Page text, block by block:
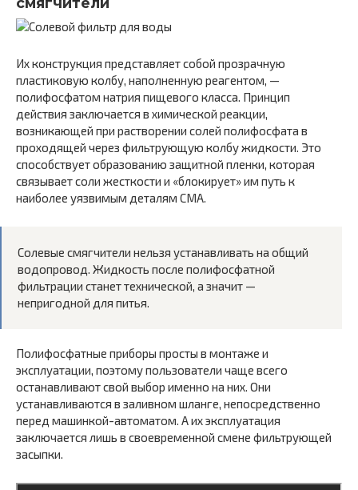
Их конструкция представляет собой прозрачную
пластиковую колбу, наполненную реагентом, —
полифосфатом натрия пищевого класса. Принцип
действия заключается в химической реакции,
возникающей при растворении солей полифосфата в
проходящей через фильтрующую колбу жидкости. Это
способствует образованию защитной пленки, которая
связывает соли жесткости и «блокирует» им путь к
наиболее уязвимым деталям СМА.
Солевые смягчители нельзя устанавливать на общий
водопровод. Жидкость после полифосфатной
фильтрации станет технической, а значит —
непригодной для питья.
Полифосфатные приборы просты в монтаже и
эксплуатации, поэтому пользователи чаще всего
останавливают свой выбор именно на них. Они
устанавливаются в заливном шланге, непосредственно
перед машинкой-автоматом. А их эксплуатация
заключается лишь в своевременной смене фильтрующей
засыпки.